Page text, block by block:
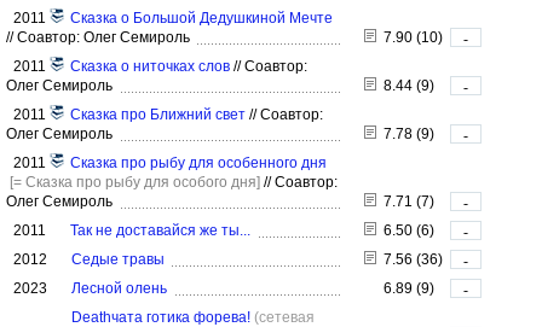
2011
Сказка о Большой Дедушкиной Мечте
//Соавтор: Олег Семироль 7.90 (10)
-
2011
Сказка о ниточках слов //Соавтор:
Олег Семироль
8.44 (9)
-
2011
Сказка про Ближний свет //Соавтор:
Олег Семироль
7.78 (9)
-
2011
Сказка про рыбу для особенного дня
[= Сказка про рыбу для особого дня] //Соавтор:
Олег Семироль
7.71 (7)
-
2011
Так не доставайся же ты... 6.50 (6)
-
2012
Седые травы 7.56 (36)
-
2023
Лесной олень 6.89 (9)
-
Deathчата готика форева! (сетевая